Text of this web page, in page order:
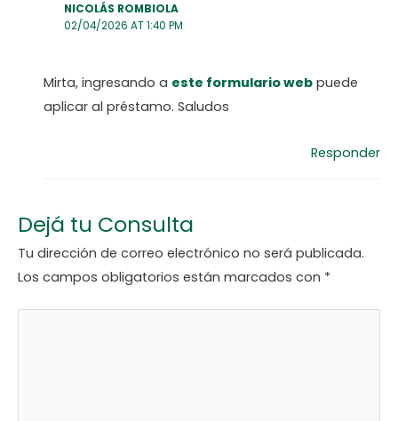
NICOLÁS ROMBIOLA
02/04/2026 AT 1:40 PM
Mirta, ingresando a este formulario web puede
aplicar al préstamo. Saludos
Responder
Dejá tu Consulta
Tu dirección de correo electrónico no será publicada.
Los campos obligatorios están marcados con *